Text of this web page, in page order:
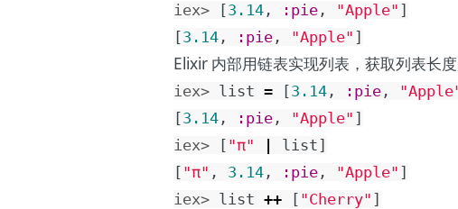
iex> [3.14 , :pie , "Apple" ]
[3.14 , :pie , "Apple" ]
Elixir 内部用链表实现列表，获取列表长
iex> list = [3.14 , :pie ,
[3.14 , :pie , "Apple" ]
iex>
[ "π" list]
[ "π" , 3.14 , :pie , "Apple" ]
iex> list ++ [ "Cherry" ]